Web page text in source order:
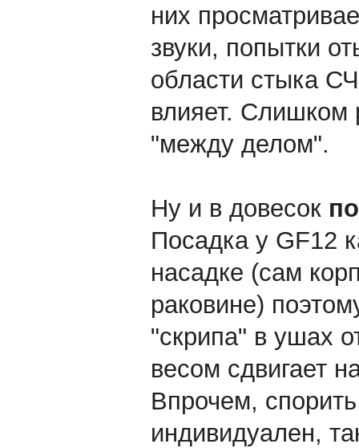
них
звуки, попытки
области стыка
влияет. Слишком
"между делом".
Ну и в довесок
Посадка у GF12
насадке (сам
раковине)
"скрипа" в ушах
весом сдвигает
Впрочем,
индивидуален,